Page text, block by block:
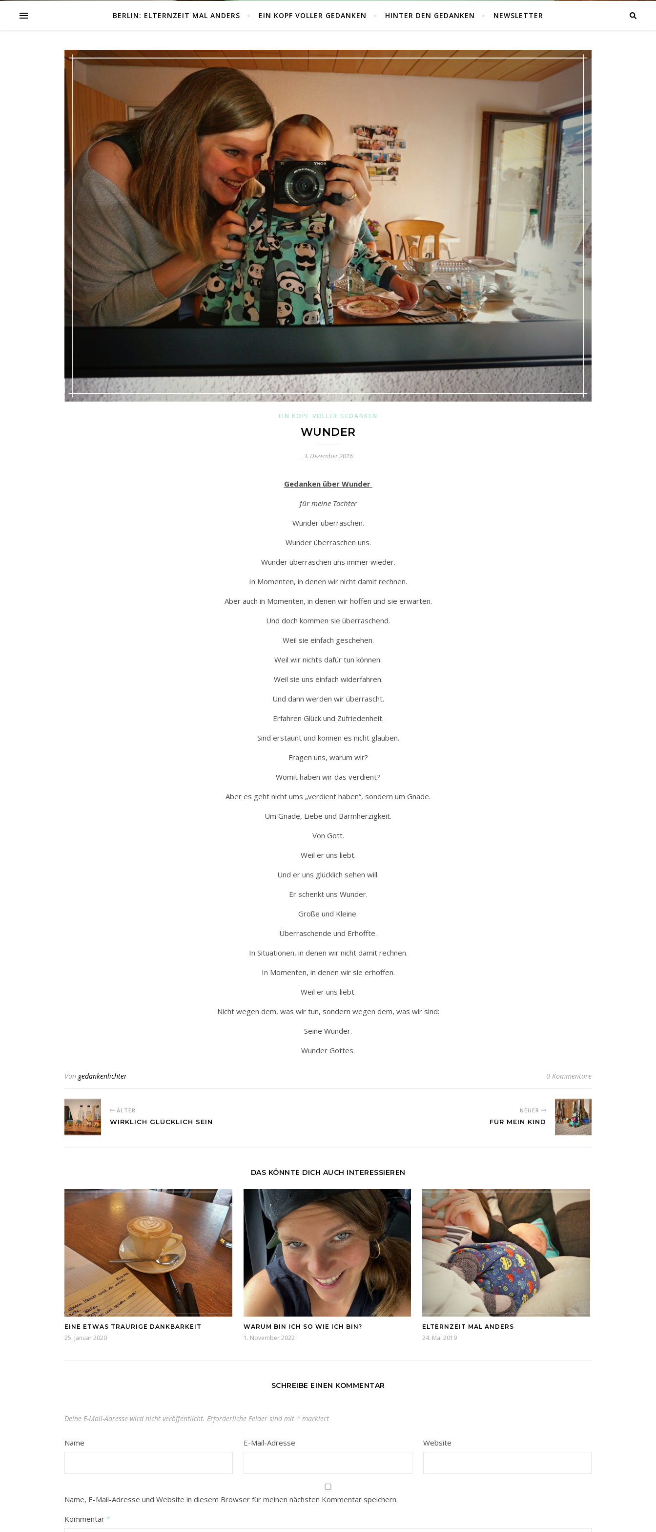
BERLIN: ELTERNZEIT MAL ANDERS EIN KOPF VOLLER GEDANKEN HINTER DEN GEDANKEN NEWSLETTER
EIN KOPF VOLLER GEDANKEN
WUNDER
3. Dezember 2016
Gedanken über Wunder
für meine Tochter
Wunder überraschen.
Wunder überraschen uns.
Wunder überraschen uns immer wieder.
In Momenten, in denen wir nicht damit rechnen.
Aber auch in Momenten, in denen wir hoffen und sie erwarten.
Und doch kommen sie überraschend.
Weil sie einfach geschehen.
Weil wir nichts dafür tun können.
Weil sie uns einfach widerfahren.
Und dann werden wir überrascht.
Erfahren Glück und Zufriedenheit.
Sind erstaunt und können es nicht glauben.
Fragen uns, warum wir?
Womit haben wir das verdient?
Aber es geht nicht ums „verdient haben“, sondern um Gnade.
Um Gnade, Liebe und Barmherzigkeit.
Von Gott.
Weil er uns liebt.
Und er uns glücklich sehen will.
Er schenkt uns Wunder.
Große und Kleine.
Überraschende und Erhoffte.
In Situationen, in denen wir nicht damit rechnen.
In Momenten, in denen wir sie erhoffen.
Weil er uns liebt.
Nicht wegen dem, was wir tun, sondern wegen dem, was wir sind:
Seine Wunder.
Wunder Gottes.
Von gedankenlichter 0 Kommentare
ÄLTER
WIRKLICH GLÜCKLICH SEIN
NEUER
FÜR MEIN KIND
DAS KÖNNTE DICH AUCH INTERESSIEREN
EINE ETWAS TRAURIGE DANKBARKEIT
25. Januar 2020
WARUM BIN ICH SO WIE ICH BIN?
1. November 2022
ELTERNZEIT MAL ANDERS
24. Mai 2019
SCHREIBE EINEN KOMMENTAR
Deine E-Mail-Adresse wird nicht veröffentlicht. Erforderliche Felder sind mit * markiert
Name E-Mail-Adresse Website
Name, E-Mail-Adresse und Website in diesem Browser für meinen nächsten Kommentar speichern.
Kommentar *